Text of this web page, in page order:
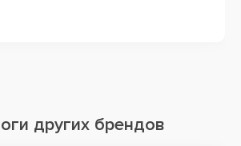
других брендов